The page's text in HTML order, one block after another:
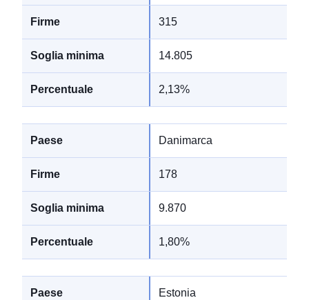
315
14.805
2,13%
Danimarca
178
9.870
1,80%
Estonia